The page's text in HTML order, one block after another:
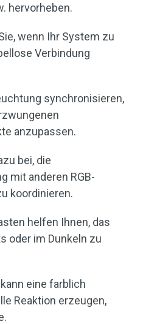
hervorheben.
wenn Ihr System zu
Verbindung
synchronisieren,
anzupassen.
bei, die
mit anderen RGB-
koordinieren.
helfen Ihnen, das
oder im Dunkeln zu
eine farblich
Reaktion erzeugen,